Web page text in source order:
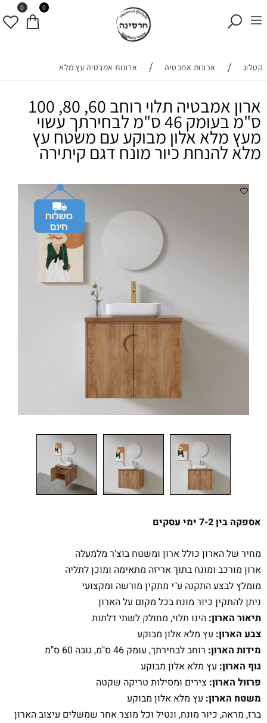
0 0
קטלוג / ארונות אמבטיה / ארונות אמבטיה עץ מלא
ארון אמבטיה תלוי רוחב 60, 80, 100
ס"מ בעומק 46 ס"מ לבחירתך עשוי
מעץ מלא אלון מבוקע עם משטח עץ
מלא להנחת כיור מונח דגם קיתירה
אספקה בין 7-2 ימי עסקים
מחיר של הארון כולל ארון ומשטח בוצ'ר מלמעלה
ארון מורכב ומונח בתוך אריזה מתאימה ומוכן לתליה
מומלץ לבצע התקנה ע"י מתקין מורשה ומקצועי
ניתן להתקין כיור מונח בכל מקום על הארון
תיאור הארון: הינו תלוי, מחולק לשתי דלתות
צבע הארון: עץ מלא אלון מבוקע
מידות הארון: רוחב לבחירתך, עומק 46 ס"מ, גובה 60 ס"מ
גוף הארון: עץ מלא אלון מבוקע
פרזול הארון: צירים ומסילות טריקה שקטה
משטח הארון: עץ מלא אלון מבוקע
ברז, מראה, כיור מונח, ונטיל וכל מוצר אחר שמשלים עיצוב הארון